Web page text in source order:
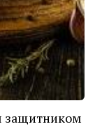
защитником